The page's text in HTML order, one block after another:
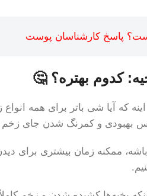
پاسخ کارشناسان پوست
کدوم بهتره؟ 🤔
که آیا شی باتر برای همه
بهبودی و کمرنگ شدن جای زخم
ممکنه زمان بیشتری برای